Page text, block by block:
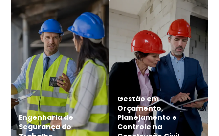
Engenharia de
Segurança do
Gestão em
Orçamento,
Planejamento e
Controle na